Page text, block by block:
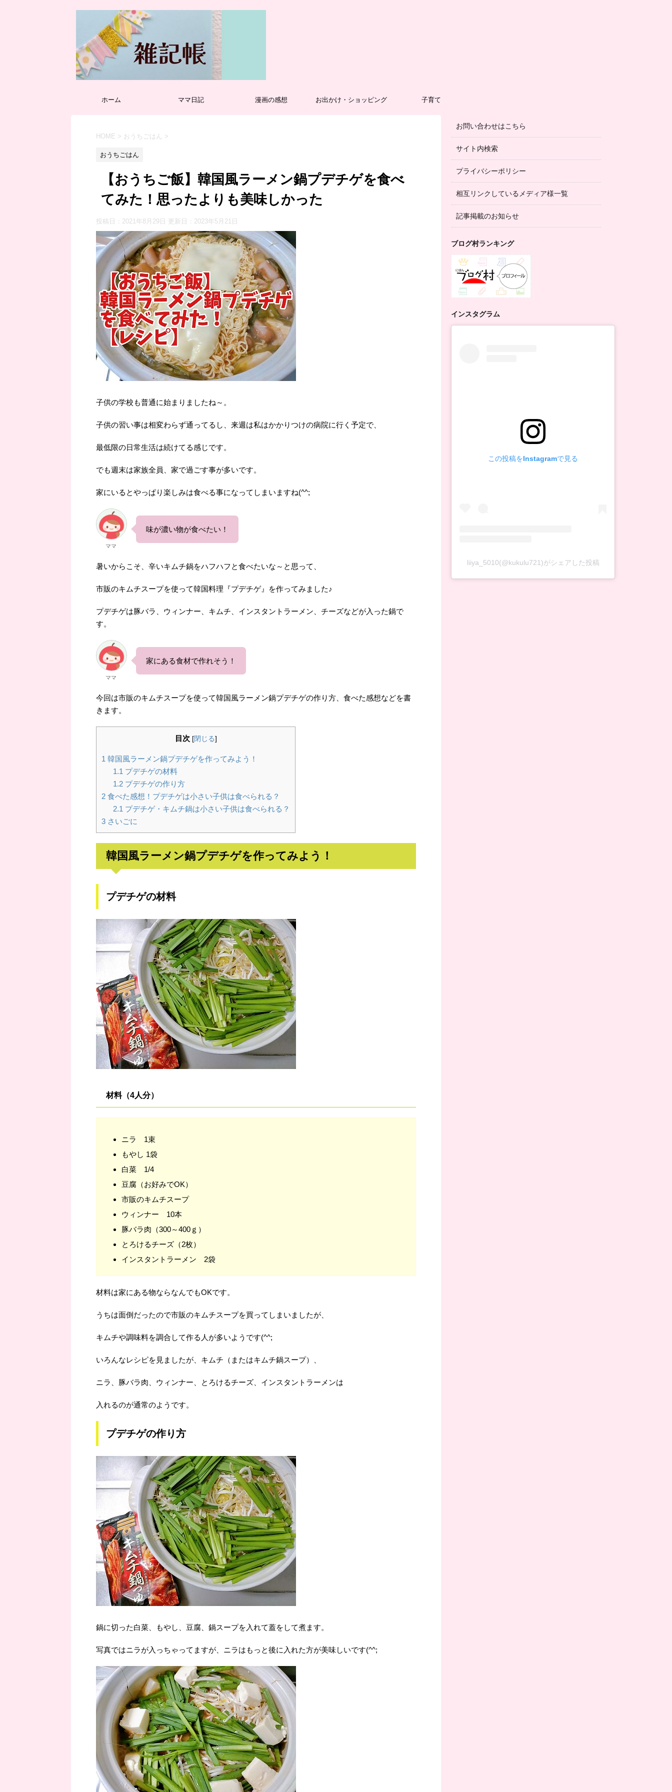
ホーム ママ日記 漫画の感想 お出かけ・ショッピング 子育て
HOME > おうちごはん >
おうちごはん
【おうちご飯】韓国風ラーメン鍋プデチゲを食べ
てみた！思ったよりも美味しかった
投稿日：2021年8月29日 更新日： 2023年5月21日
子供の学校も普通に始まりましたね～。
子供の習い事は相変わらず通ってるし、来週は私はかかりつけの病院に行く予定で、
最低限の日常生活は続けてる感じです。
でも週末は家族全員、家で過ごす事が多いです。
家にいるとやっぱり楽しみは食べる事になってしまいますね(^^;
ママ
味が濃い物が食べたい！
暑いからこそ、辛いキムチ鍋をハフハフと食べたいな～と思って、
市販のキムチスープを使って韓国料理『プデチゲ』を作ってみました♪
プデチゲは豚バラ、ウィンナー、キムチ、インスタントラーメン、チーズなどが入った鍋で
す。
ママ
家にある食材で作れそう！
今回は市販のキムチスープを使って韓国風ラーメン鍋プデチゲの作り方、食べた感想などを書
きます。
目次 [閉じる]
1 韓国風ラーメン鍋プデチゲを作ってみよう！
1.1 プデチゲの材料
1.2プデチゲの作り方
2 食べた感想！プデチゲは小さい子供は食べられる？
2.1 プデチゲ・キムチ鍋は小さい子供は食べられる？
3 さいごに
韓国風ラーメン鍋プデチゲを作ってみよう！
プデチゲの材料
材料（4人分）
ニラ 1束
もやし 1袋
白菜 1/4
豆腐（お好みでOK）
市販のキムチスープ
ウィンナー 10本
豚バラ肉（300～400ｇ）
とろけるチーズ（2枚）
インスタントラーメン 2袋
材料は家にある物ならなんでもOKです。
うちは面倒だったので市販のキムチスープを買ってしまいましたが、
キムチや調味料を調合して作る人が多いようです(^^;
いろんなレシピを見ましたが、キムチ（またはキムチ鍋スープ）、
ニラ、豚バラ肉、ウィンナー、とろけるチーズ、インスタントラーメンは
入れるのが通常のようです。
プデチゲの作り方
鍋に切った白菜、もやし、豆腐、鍋スープを入れて蓋をして煮ます。
写真ではニラが入っちゃってますが、ニラはもっと後に入れた方が美味しいです(^^;
お問い合わせはこちら
サイト内検索
プライバシーポリシー
相互リンクしているメディア様一覧
記事掲載のお知らせ
ブログ村ランキング
インスタグラム
この投稿をInstagramで見る
liiya_5010(@kukulu721)がシェアした投稿